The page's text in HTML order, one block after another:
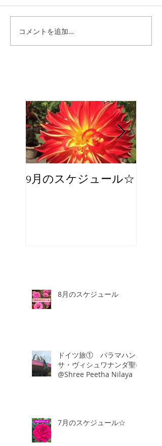
コメントを追加…
9月のスケジュール☆
8月のスケジュール
ドイツ旅① パラマハン
サ・ヴィシュワナンダ聖者
@Shree Peetha Nilaya
7月のスケジュール☆